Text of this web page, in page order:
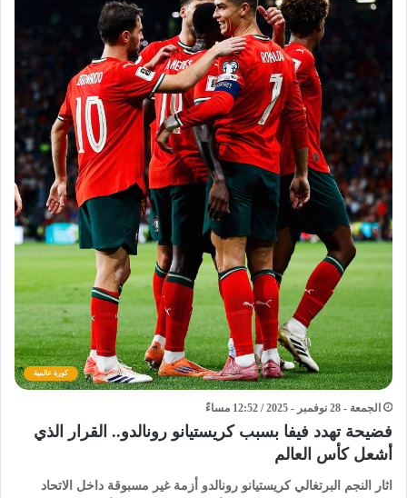
كورة عالمية
الجمعة - 28 نوفمبر - 2025 / 12:52 مساءً
فضيحة تهدد فيفا بسبب كريستيانو رونالدو.. القرار الذي
أشعل كأس العالم
اثار النجم البرتغالي كريستيانو رونالدو أزمة غير مسبوقة داخل الاتحاد